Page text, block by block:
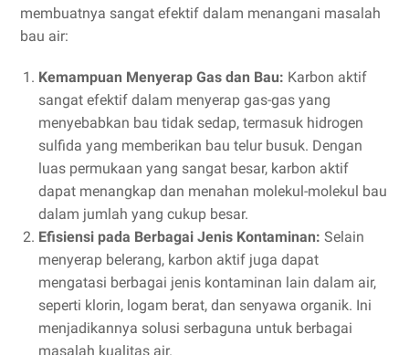
membuatnya sangat efektif dalam menangani masalah
bau air:
Kemampuan Menyerap Gas dan Bau: Karbon aktif
sangat efektif dalam menyerap gas-gas yang
menyebabkan bau tidak sedap, termasuk hidrogen
sulfida yang memberikan bau telur busuk. Dengan
luas permukaan yang sangat besar, karbon aktif
dapat menangkap dan menahan molekul-molekul bau
dalam jumlah yang cukup besar.
Efisiensi pada Berbagai Jenis Kontaminan: Selain
menyerap belerang, karbon aktif juga dapat
mengatasi berbagai jenis kontaminan lain dalam air,
seperti klorin, logam berat, dan senyawa organik. Ini
menjadikannya solusi serbaguna untuk berbagai
masalah kualitas air.